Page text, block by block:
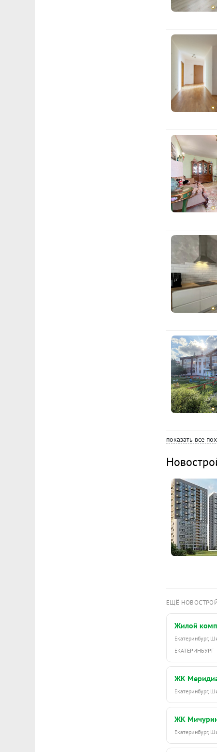
показать все
ЕЩЁ
Жилой
ЕКАТЕРИНБУРГ
ЖК
Екатеринбург,
ЖК
Екатеринбург,